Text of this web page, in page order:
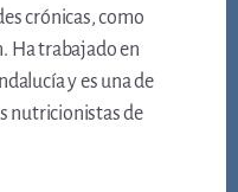
crónicas, como
Ha trabajado en
y es una de
nutricionistas de